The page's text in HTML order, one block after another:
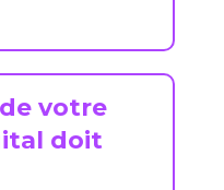
votre
doit